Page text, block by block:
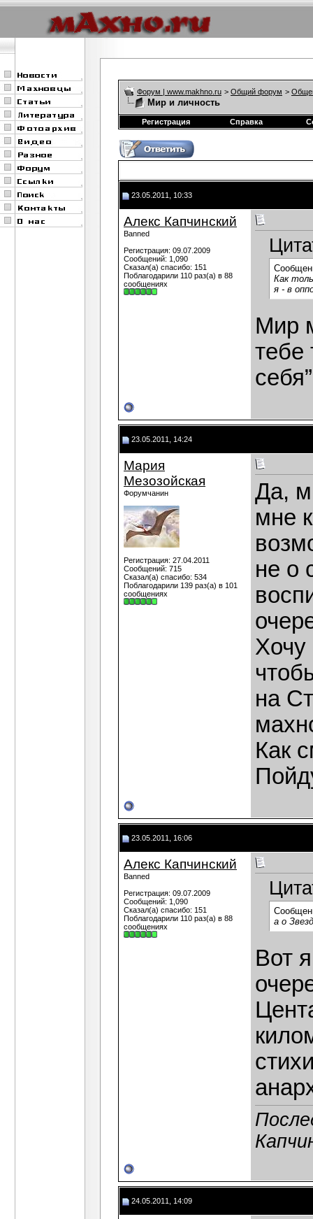
Форум | www.makhno.ru > Общий форум >
Мир и личность
Регистрация Справка
23.05.2011, 10:33
Алекс Капчинский
Banned
Регистрация: 09.07.2009
Сообщений: 1,090
Сказал(а) спасибо: 151
Поблагодарили 110 раз(а) в 88
сообщениях
Как
я - в
Мир
тебе
23.05.2011, 14:24
Мария
Мезозойская
Форумчанин
Регистрация: 27.04.2011
Сообщений: 715
Сказал(а) спасибо: 534
Поблагодарили 139 раз(а) в 101
сообщениях
Да,
мне
не о
Хочу
на
Как
23.05.2011, 16:06
Алекс Капчинский
Banned
Регистрация: 09.07.2009
Сообщений: 1,090
Сказал(а) спасибо: 151
Поблагодарили 110 раз(а) в 88
сообщениях
а о
Вот
24.05.2011, 14:09